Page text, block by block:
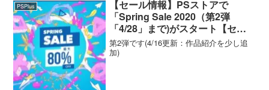
PSPlus
【セール情報】PSストアで
「Spring Sale 2020（第2弾
「4/28」まで)がスタート【セー
ルタイトル一覧表・ソート機能付
き】
第2弾です(4/16更新：作品紹介を少し追
加)